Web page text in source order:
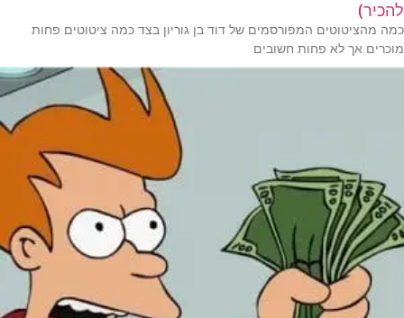
להכיר)
כמה מהציטוטים המפורסמים של דוד בן גוריון בצד כמה ציטוטים פחות
מוכרים אך לא פחות חשובים